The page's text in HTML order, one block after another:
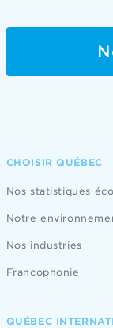
CHOISIR QUÉBEC
Nos statistiques
Notre
Nos industries
Francophonie
QUÉBEC